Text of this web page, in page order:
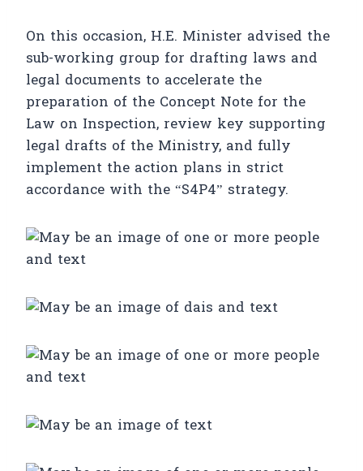
On this occasion, H.E. Minister advised the
sub-working group for drafting laws and
legal documents to accelerate the
preparation of the Concept Note for the
Law on Inspection, review key supporting
legal drafts of the Ministry, and fully
implement the action plans in strict
accordance with the “S4P4” strategy.